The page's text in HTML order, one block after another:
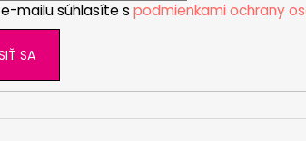
mailu súhlasíte s podmienkami ochrany
SA